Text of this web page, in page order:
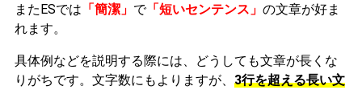
またESでは 「簡潔」 で「短いセンテンス」 の文章が好ま
れます。
具体例などを説明する際には、どうしても文章が長くな
りがちです。文字数にもよりますが、 3行を超える長い文